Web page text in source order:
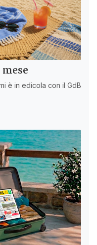
è in edicola con il GdB